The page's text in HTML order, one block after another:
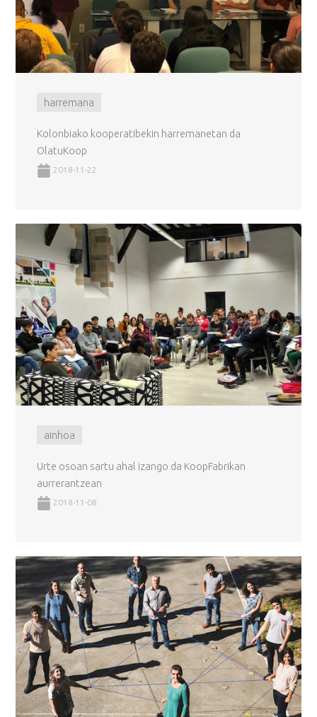
harremana
Kolonbiako kooperatibekin harremanetan da
OlatuKoop
2018-11-22
ainhoa
Urte osoan sartu ahal izango da KoopFabrikan
aurrerantzean
2018-11-08